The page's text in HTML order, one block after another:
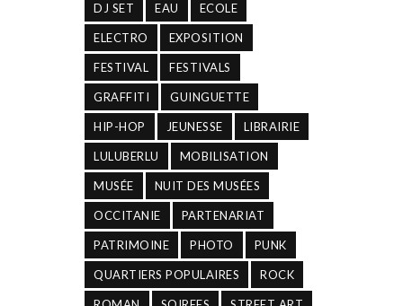
DJ SET EAU ECOLE
ELECTRO EXPOSITION
FESTIVAL FESTIVALS
GRAFFITI GUINGUETTE
HIP-HOP JEUNESSE LIBRAIRIE
LULUBERLU MOBILISATION
MUSÉE NUIT DES MUSÉES
OCCITANIE PARTENARIAT
PATRIMOINE PHOTO PUNK
QUARTIERS POPULAIRES ROCK